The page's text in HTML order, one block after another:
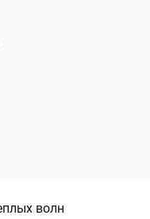
волн